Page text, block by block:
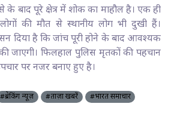
के बाद पूरे क्षेत्र में शोक का माहौल है। एक ही
की मौत से स्थानीय लोग भी दुखी हैं।
दिया है कि जांच पूरी होने के बाद आवश्यक
की जाएगी। फिलहाल पुलिस मृतकों की पहचान
पर नजर बनाए हुए है।
#ब्रेकिंग न्यूज़ #ताज़ा खबरें
#भारत समाचार